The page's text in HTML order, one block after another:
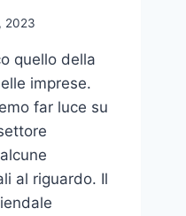
2023
quello della
imprese.
far luce su
al riguardo. Il